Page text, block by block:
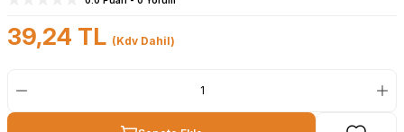
39,24 TL (Kdv Dahil)